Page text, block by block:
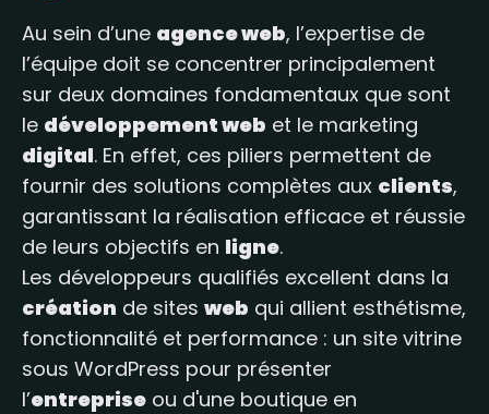
Au sein d’une agence web, l’expertise de
l’équipe doit se concentrer principalement
sur deux domaines fondamentaux que sont
le développement web et le marketing
digital. En effet, ces piliers permettent de
fournir des solutions complètes aux clients,
garantissant la réalisation efficace et réussie
de leurs objectifs en ligne.
Les développeurs qualifiés excellent dans la
création de sites web qui allient esthétisme,
fonctionnalité et performance : un site vitrine
sous WordPress pour présenter
l’entreprise ou d'une boutique en